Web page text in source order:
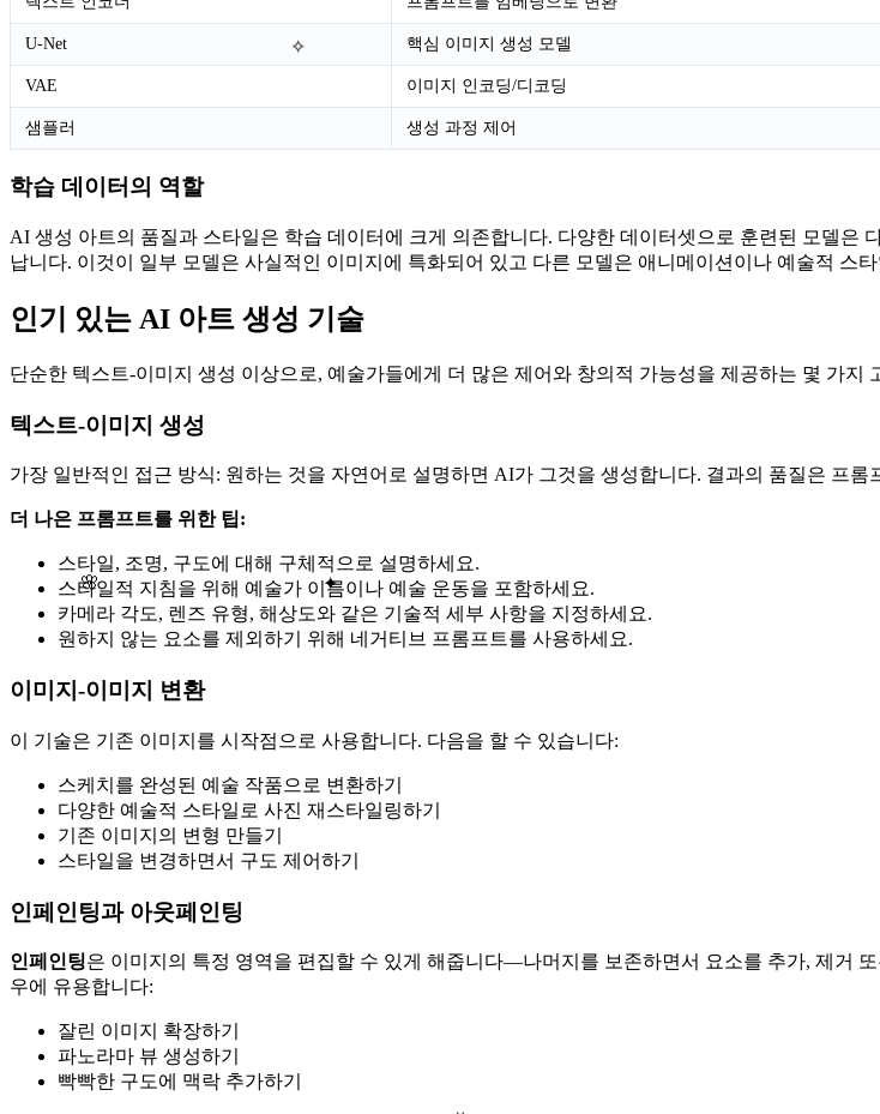
🌸 ✦
✧
U-Net 핵심 이미지 생성 모델
VAE 이미지 인코딩/디코딩
샘플러 생성 과정 제어
학습 데이터의 역할
AI 생성 아트의 품질과 스타일은 학습 데이터에 크게 의존합니다. 다양한 데이터셋으로 훈련된 모델은
납니다. 이것이 일부 모델은 사실적인 이미지에 특화되어 있고 다른 모델은 애니메이션이나 예술적 스
인기 있는 AI 아트 생성 기술
단순한 텍스트-이미지 생성 이상으로, 예술가들에게 더 많은 제어와 창의적 가능성을 제공하는 몇 가지
텍스트-이미지 생성
가장 일반적인 접근 방식: 원하는 것을 자연어로 설명하면 AI가 그것을 생성합니다. 결과의 품질은 프
더 나은 프롬프트를 위한 팁:
스타일, 조명, 구도에 대해 구체적으로 설명하세요.
스타일적 지침을 위해 예술가 이름이나 예술 운동을 포함하세요.
카메라 각도, 렌즈 유형, 해상도와 같은 기술적 세부 사항을 지정하세요.
원하지 않는 요소를 제외하기 위해 네거티브 프롬프트를 사용하세요.
이미지-이미지 변환
이 기술은 기존 이미지를 시작점으로 사용합니다. 다음을 할 수 있습니다:
스케치를 완성된 예술 작품으로 변환하기
다양한 예술적 스타일로 사진 재스타일링하기
기존 이미지의 변형 만들기
스타일을 변경하면서 구도 제어하기
인페인팅과 아웃페인팅
인페인팅은 이미지의 특정 영역을 편집할 수 있게 해줍니다—나머지를 보존하면서 요소를 추가, 제거
우에 유용합니다:
잘린 이미지 확장하기
파노라마 뷰 생성하기
빡빡한 구도에 맥락 추가하기